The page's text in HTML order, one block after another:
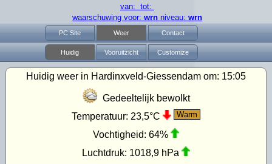
van: tot:
waarschuwing voor: wrn niveau: wrn
PC Site Weer Contact
Huidig Vooruitzicht Customize
Huidig weer in Hardinxveld-Giessendam om: 15:05
Gedeeltelijk bewolkt
Temperatuur: 23,5°C Warm
Vochtigheid: 64%
Luchtdruk: 1018,9 hPa